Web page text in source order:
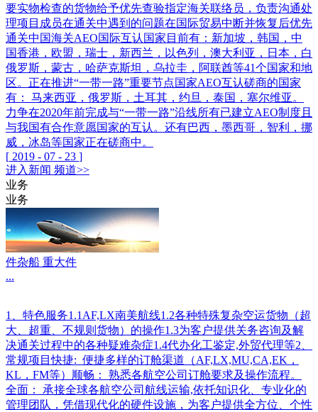
要实物检查的货物给予优先查验指定海关联络员，负责沟通处
理项目成员在通关中遇到的问题在国际贸易中断并恢复后优先
通关中国海关AEO国际互认国家目前有：新加坡，韩国，中
国香港，欧盟，瑞士，新西兰，以色列，澳大利亚，日本，白
俄罗斯，蒙古，哈萨克斯坦，乌拉圭，阿联酋等41个国家和地
区。正在推进“一带一路”重要节点国家AEO互认磋商的国家
有： 马来西亚，俄罗斯，土耳其，约旦，泰国，塞尔维亚。
力争在2020年前完成与“一带一路”沿线所有已建立AEO制度且
与我国有合作意愿国家的互认。还有巴西，墨西哥，智利，挪
威，冰岛等国家正在磋商中。
[ 2019 - 07 - 23 ]
进入 新闻 频道>>
业务
业务
件杂船 重大件
...
1、特色服务1.1AF,LX南美航线1.2各种特殊复杂空运货物（超
大、超重、不规则货物）的操作1.3为客户提供关务咨询及解
决通关过程中的各种疑难杂症1.4代办化工鉴定,外贸代理等2、
常规项目快捷: 便捷多样的订舱渠道（AF,LX,MU,CA,EK，
KL，FM等）顺畅： 熟悉各航空公司订舱要求及操作流程。
全面： 承接全球各航空公司航线运输,依托知识化、专业化的
管理团队，凭借现代化的硬件设施，为客户提供全方位、个性